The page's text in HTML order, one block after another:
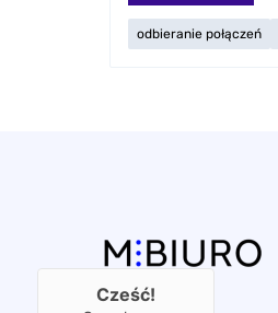
odbieranie połączeń
Cześć!